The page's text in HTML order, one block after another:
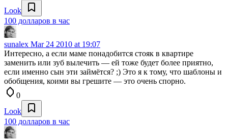
Look
100 долларов в час
sunalex Mar 24 2010 at 19:07
Интересно, а если маме понадобится стояк в квартире
заменить или зуб вылечить — ей тоже будет более приятно,
если именно сын эти займётся? ;) Это я к тому, что шаблоны и
обобщения, коими вы грешите — это очень спорно.
0
Look
100 долларов в час